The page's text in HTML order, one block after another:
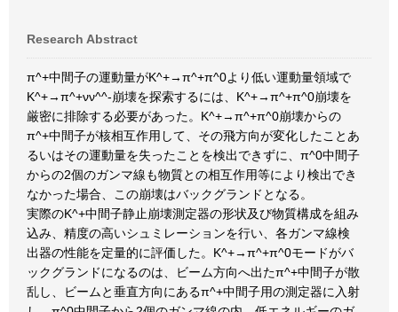
Research Abstract
π^+中間子の運動量がK^+→π^+π^0より低い運動量領域で
K^+→π^+νν^^-崩壊を探索するには、K^+→π^+π^0崩壊を
厳密に排除する必要があった。K^+→π^+π^0崩壊からの
π^+中間子が核相互作用して、その飛方向が変化したことあ
るいはその運動量を失ったことを検出できずに、π^0中間子
からの2個のガンマ線も物質との相互作用等により検出でき
なかった場合、この崩壊はバックグランドとなる。
実際のK^+中間子静止崩壊測定器の形状及び物質構成を組み
込み、精度の高いシュミレーションを行い、各ガンマ線検
出器の性能を定量的に評価した。K^+→π^+π^0モードがバ
ックグランドになるのは、ビーム方向へ出たπ^+中間子が散
乱し、ビームと垂直方向にあるπ^+中間子用の測定器に入射